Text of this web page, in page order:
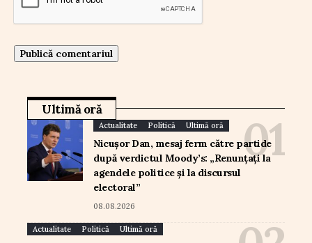
Ultimă oră
Actualitate Politică Ultimă oră
Nicușor Dan, mesaj ferm către partide
după verdictul Moody’s: „Renunțați la
agendele politice și la discursul
electoral”
08.08.2026
Actualitate Politică Ultimă oră